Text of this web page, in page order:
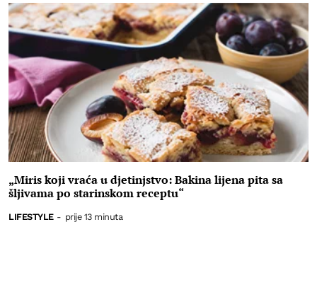
„Miris koji vraća u djetinjstvo: Bakina lijena pita sa
šljivama po starinskom receptu“
LIFESTYLE - prije 13 minuta